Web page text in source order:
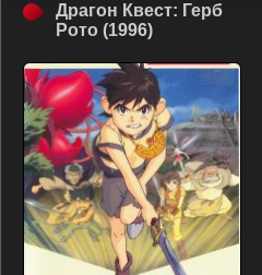
Драгон Квест: Герб
Рото (1996)